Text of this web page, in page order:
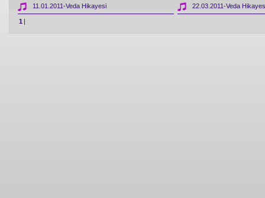
11.01.2011-Veda Hikayesi 22.03.2011-Veda
1 |